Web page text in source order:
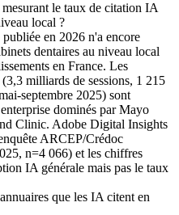
le taux de citation IA
local ?
en 2026 n'a encore
dentaires au niveau local
en France. Les
milliards de sessions, 1 215
septembre 2025) sont
dominés par Mayo
Clinic. Adobe Digital Insights
ARCEP/Crédoc
n=4 066) et les chiffres
IA générale mais pas le taux
que les IA citent en